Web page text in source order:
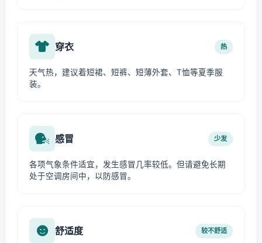
穿衣 热
天气热，建议着短裙、短裤、短薄外套、T恤等夏季服
装。
感冒 少发
各项气象条件适宜，发生感冒几率较低。但请避免长期
处于空调房间中，以防感冒。
舒适度 较不舒适